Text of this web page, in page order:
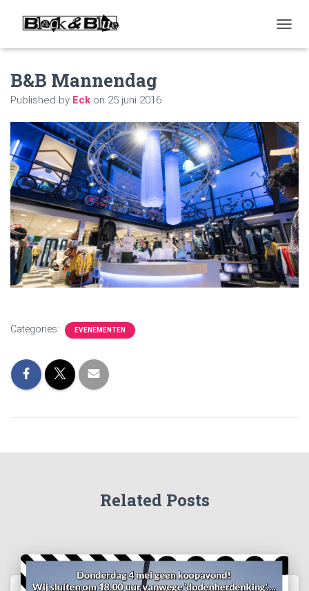
O
A
V
I
G
T
I
O
N
B&B Mannendag
Published by Eck on 25 juni 2016
Categories: EVENEMENTEN
Related Posts